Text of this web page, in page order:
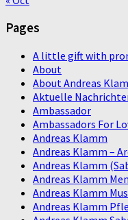
Pages
A little gift with
About
About Andreas
Aktuelle
Ambassador
Ambassadors For
Andreas Klamm
Andreas Klamm –
Andreas Klamm
Andreas Klamm
Andreas Klamm
Andreas Klamm